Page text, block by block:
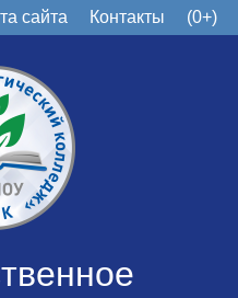
сайта Контакты (0+)